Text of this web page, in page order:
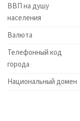
ВВП на душу
населения
Валюта
Телефонный код
города
Национальный домен